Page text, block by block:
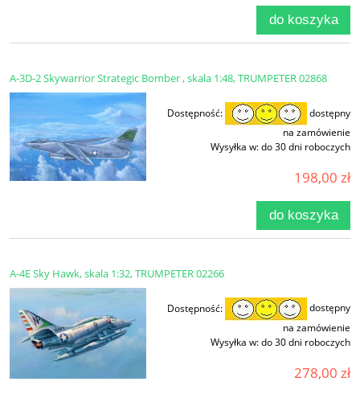
do koszyka
A-3D-2 Skywarrior Strategic Bomber , skala 1:48, TRUMPETER 02868
Dostępność:
dostępny
na zamówienie
Wysyłka w:do 30 dni roboczych
198,00 zł
do koszyka
A-4E Sky Hawk, skala 1:32, TRUMPETER 02266
Dostępność:
dostępny
na zamówienie
Wysyłka w:do 30 dni roboczych
278,00 zł